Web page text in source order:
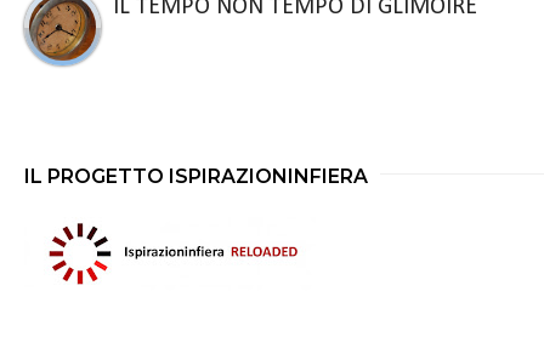
IL TEMPO NON TEMPO DI GLIMOIRE
IL PROGETTO ISPIRAZIONINFIERA